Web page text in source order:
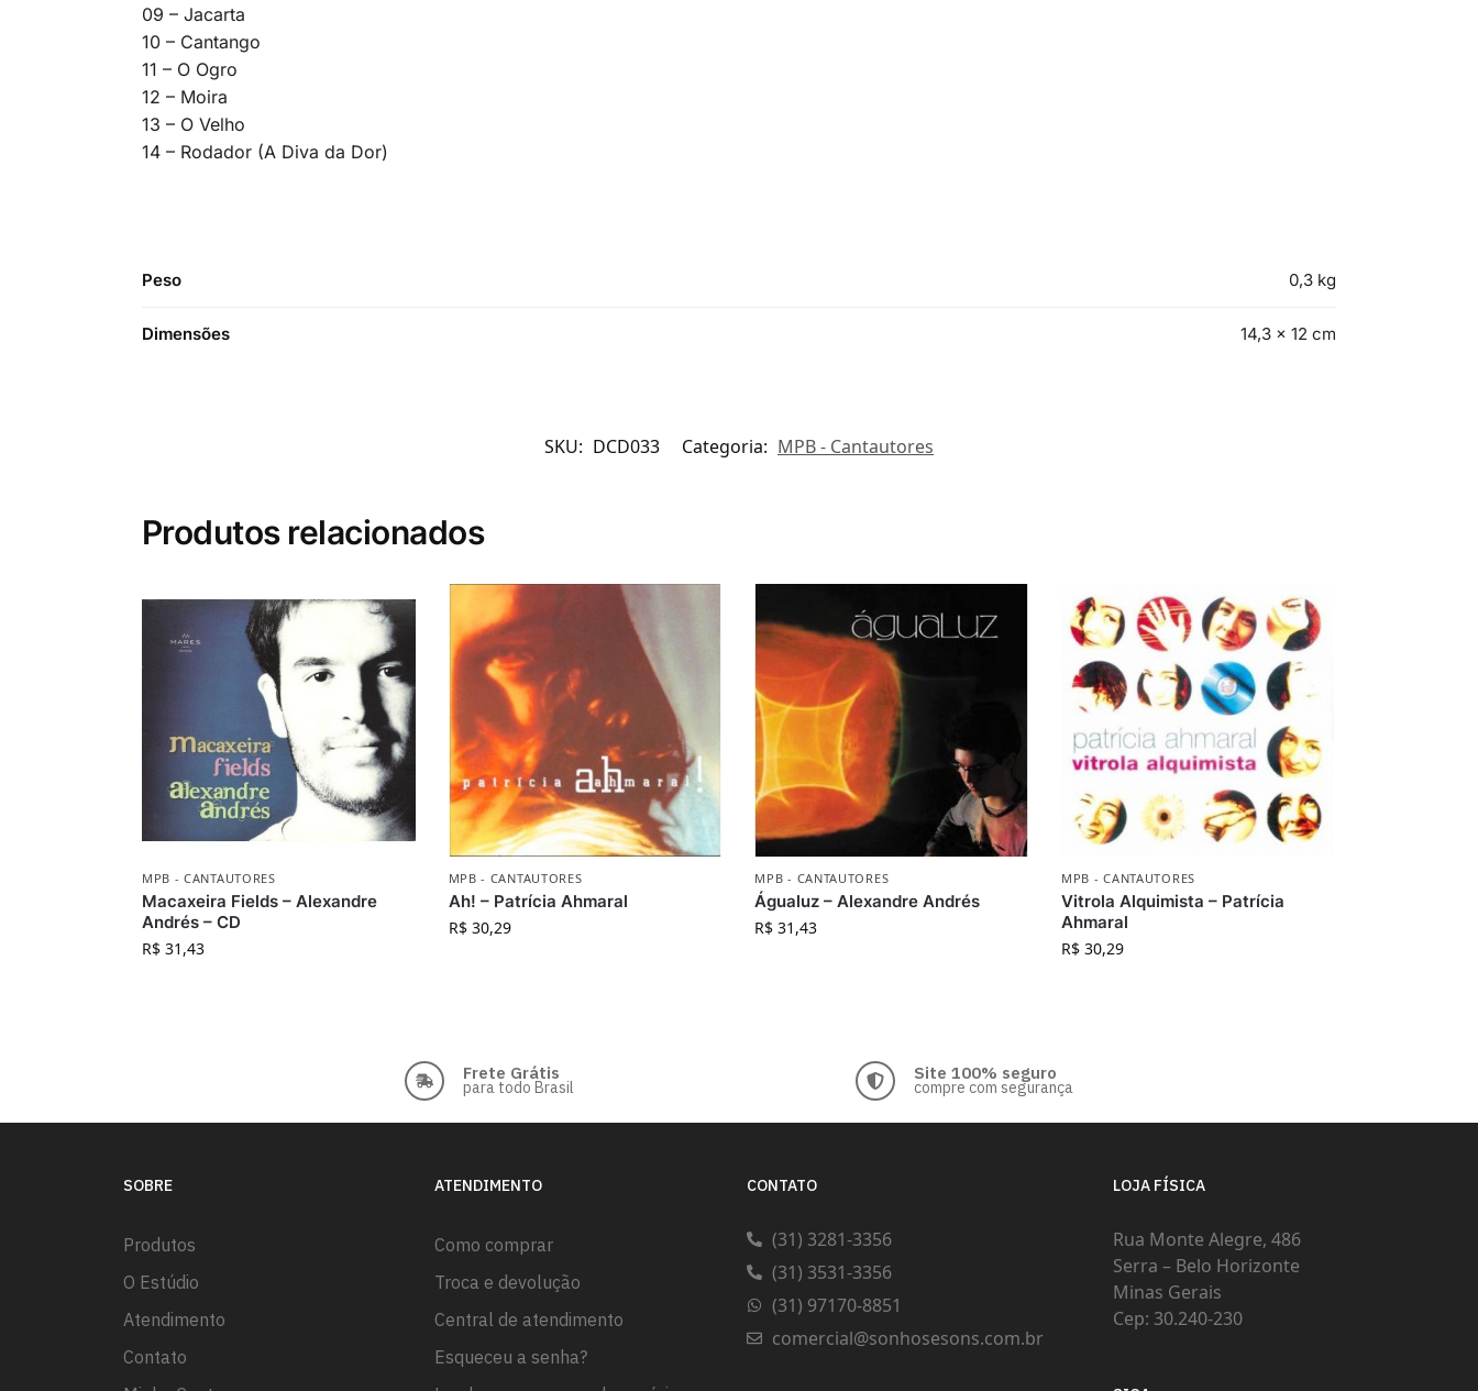
09 – Jacarta
10 – Cantango
11 – O Ogro
12 – Moira
13 – O Velho
14 – Rodador (A Diva da Dor)
Peso 0,3 kg
Dimensões 14,3 × 12 cm
SKU: DCD033 Categoria: MPB - Cantautores
Produtos relacionados
MPB - CANTAUTORES
Macaxeira Fields – Alexandre
Andrés – CD
R$31,43
MPB - CANTAUTORES
Ah! – Patrícia Ahmaral
R$30,29
MPB - CANTAUTORES
Águaluz – Alexandre Andrés
R$ 31,43
MPB - CANTAUTORES
Vitrola Alquimista – Patrícia
Ahmaral
R$ 30,29
Frete Grátis
para todo Brasil
Site 100% seguro
compre com segurança
SOBRE
Produtos
O Estúdio
Atendimento
Contato
ATENDIMENTO
Como comprar
Troca e devolução
Central de atendimento
Esqueceu a senha?
CONTATO
(31) 3281-3356
(31) 3531-3356
(31) 97170-8851
comercial@sonhosesons.com.br
LOJA FÍSICA
Rua Monte Alegre, 486
Serra – Belo Horizonte
Minas Gerais
Cep: 30.240-230